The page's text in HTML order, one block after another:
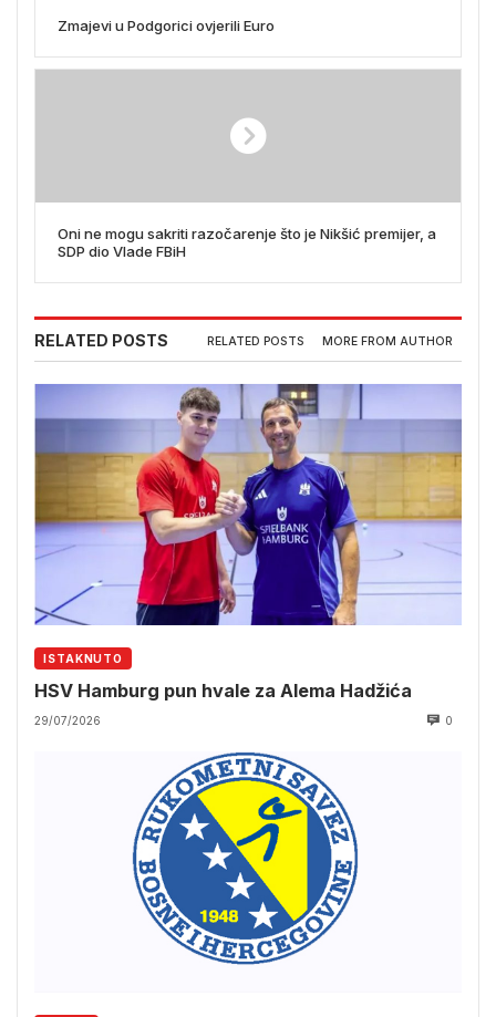
Zmajevi u Podgorici ovjerili Euro
Oni ne mogu sakriti razočarenje što je Nikšić premijer, a
SDP dio Vlade FBiH
RELATED POSTS RELATED POSTS MORE FROM AUTHOR
ISTAKNUTO
HSV Hamburg pun hvale za Alema Hadžića
29/07/2026 0